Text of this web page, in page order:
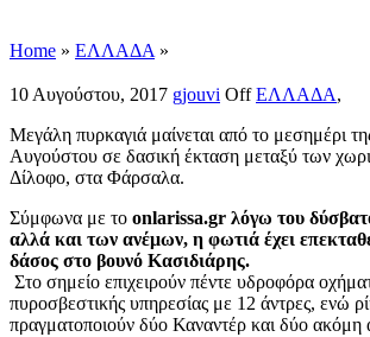
Home » ΕΛΛΑΔΑ »
10 Αυγούστου, 2017 gjouvi Off ΕΛΛΑΔΑ,
Μεγάλη πυρκαγιά μαίνεται από το μεσημέρι
Αυγούστου σε δασική έκταση μεταξύ των
Δίλοφο, στα Φάρσαλα.
Σύμφωνα με το onlarissa.gr λόγω του
αλλά και των ανέμων, η φωτιά έχει
δάσος στο βουνό Κασιδιάρης.
Στο σημείο επιχειρούν πέντε υδροφόρα
πυροσβεστικής υπηρεσίας με 12 άντρες, ενώ
πραγματοποιούν δύο Καναντέρ και δύο ακόμη